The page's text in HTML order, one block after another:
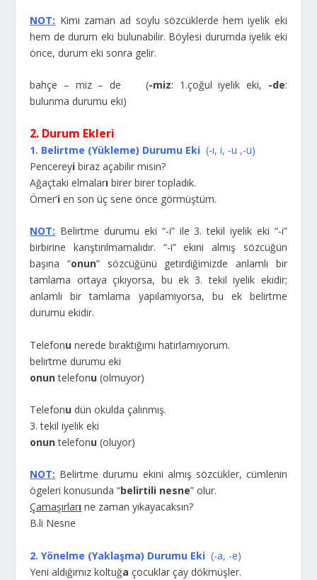
NOT: Kimi zaman ad soylu sözcüklerde hem iyelik eki
hem de durum eki bulunabilir. Böylesi durumda iyelik eki
önce, durum eki sonra gelir.
bahçe – miz – de (-miz: 1.çoğul iyelik eki, -de:
bulunma durumu eki)
2. Durum Ekleri
1. Belirtme (Yükleme) Durumu Eki (-ı, i, -u ,-ü)
Pencereyi biraz açabilir misin?
Ağaçtaki elmaları birer birer topladık.
Ömer’i en son üç sene önce görmüştüm.
NOT: Belirtme durumu eki “-i” ile 3. tekil iyelik eki “-i”
birbirine karıştırılmamalıdır. “-i” ekini almış sözcüğün
başına “onun” sözcüğünü getirdiğimizde anlamlı bir
tamlama ortaya çıkıyorsa, bu ek 3. tekil iyelik ekidir;
anlamlı bir tamlama yapılamıyorsa, bu ek belirtme
durumu ekidir.
Telefonu nerede bıraktığımı hatırlamıyorum.
belirtme durumu eki
onuntelefonu (olmuyor)
Telefonu dün okulda çalınmış.
3. tekil iyelik eki
onuntelefonu (oluyor)
NOT: Belirtme durumu ekini almış sözcükler, cümlenin
ögeleri konusunda “belirtili nesne” olur.
Çamaşırları ne zaman yıkayacaksın?
B.li Nesne
2. Yönelme (Yaklaşma) Durumu Eki (-a, -e)
Yeni aldığımız koltuğa çocuklar çay dökmüşler.